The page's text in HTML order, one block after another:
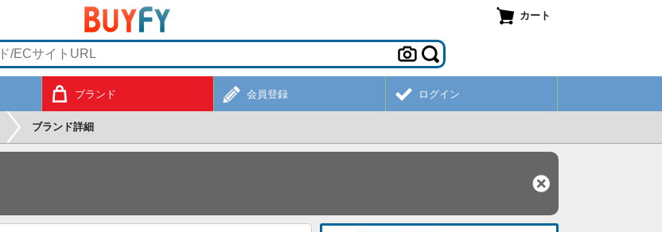
カート
ブランド 会員登録 ログイン
ブランド詳細